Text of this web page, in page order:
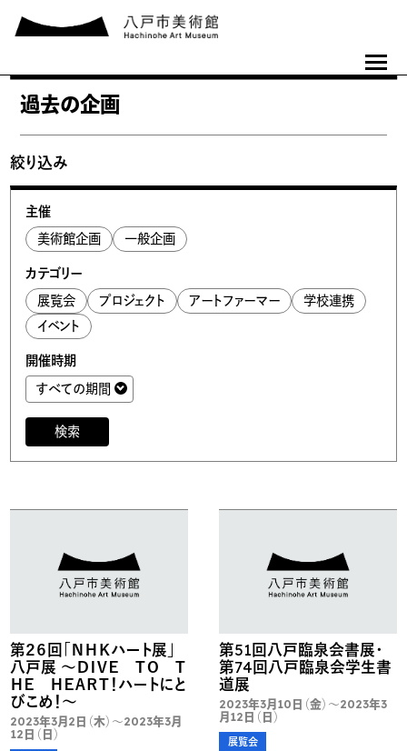
過去の企画
絞り込み
主催
美術館企画
一般企画
カテゴリー
展覧会
プロジェクト アートファーマー
学校連携
イベント
開催時期
検索
第２６回「ＮＨＫハート展」
八戸展 ～ＤＩＶＥ ＴＯ Ｔ
ＨＥ ＨＥＡＲＴ！ハートにと
びこめ！～
2023年3月2日（木）～2023年3月
12日（日）
第51回八戸臨泉会書展・
第74回八戸臨泉会学生書
道展
2023年3月10日（金）～2023年3
月12日（日）
展覧会